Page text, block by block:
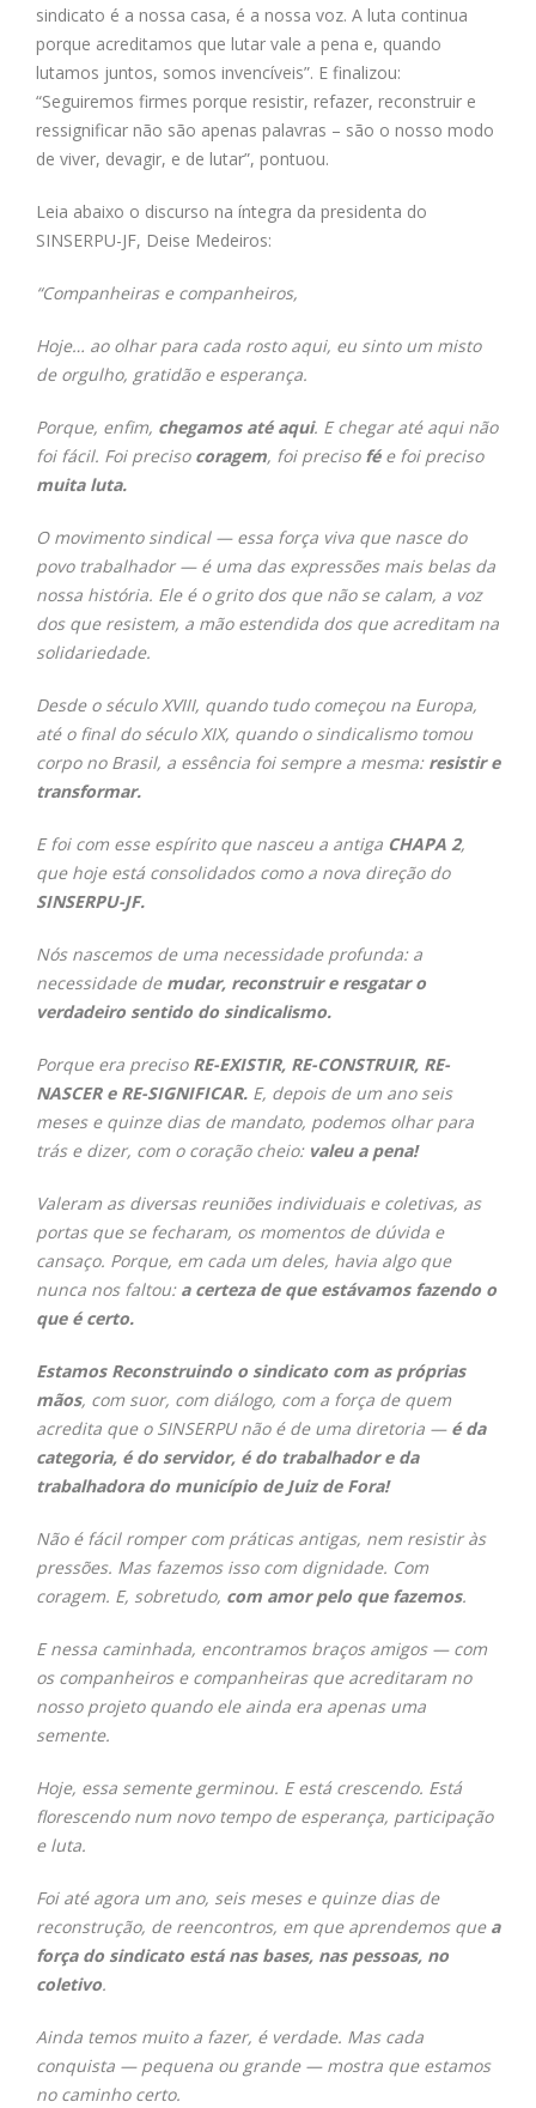
sindicato é a nossa casa, é a nossa voz. A luta continua
porque acreditamos que lutar vale a pena e, quando
lutamos juntos, somos invencíveis”. E finalizou:
“Seguiremos firmes porque resistir, refazer, reconstruir e
ressignificar não são apenas palavras – são o nosso modo
de viver, devagir, e de lutar”, pontuou.
Leia abaixo o discurso na íntegra da presidenta do
SINSERPU-JF, Deise Medeiros:
“Companheiras e companheiros,
Hoje… ao olhar para cada rosto aqui, eu sinto um misto
de orgulho, gratidão e esperança.
Porque, enfim, chegamos até aqui. E chegar até aqui não
foi fácil. Foi preciso coragem, foi preciso fée foi preciso
muita luta.
O movimento sindical — essa força viva que nasce do
povo trabalhador — é uma das expressões mais belas da
nossa história. Ele é o grito dos que não se calam, a voz
dos que resistem, a mão estendida dos que acreditam na
solidariedade.
Desde o século XVIII, quando tudo começou na Europa,
até o final do século XIX, quando o sindicalismo tomou
corpo no Brasil, a essência foi sempre a mesma: resistir e
transformar.
E foi com esse espírito que nasceu a antiga CHAPA 2,
que hoje está consolidados como a nova direção do
SINSERPU-JF.
Nós nascemos de uma necessidade profunda: a
necessidade de mudar, reconstruir e resgatar o
verdadeiro sentido do sindicalismo.
Porque era preciso RE-EXISTIR, RE-CONSTRUIR, RE-
NASCER e RE-SIGNIFICAR. E, depois de um ano seis
meses e quinze dias de mandato, podemos olhar para
trás e dizer, com o coração cheio: valeu a pena!
Valeram as diversas reuniões individuais e coletivas, as
portas que se fecharam, os momentos de dúvida e
cansaço. Porque, em cada um deles, havia algo que
nunca nos faltou: a certeza de que estávamos fazendo o
que é certo.
Estamos Reconstruindo o sindicato com as próprias
mãos, com suor, com diálogo, com a força de quem
acredita que o SINSERPU não é de uma diretoria — é da
categoria, é do servidor, é do trabalhador e da
trabalhadora do município de Juiz de Fora!
Não é fácil romper com práticas antigas, nem resistir às
pressões. Mas fazemos isso com dignidade. Com
coragem. E, sobretudo, com amor pelo que fazemos.
E nessa caminhada, encontramos braços amigos — com
os companheiros e companheiras que acreditaram no
nosso projeto quando ele ainda era apenas uma
semente.
Hoje, essa semente germinou. E está crescendo. Está
florescendo num novo tempo de esperança, participação
e luta.
Foi até agora um ano, seis meses e quinze dias de
reconstrução, de reencontros, em que aprendemos que a
força do sindicato está nas bases, nas pessoas, no
coletivo.
Ainda temos muito a fazer, é verdade. Mas cada
conquista — pequena ou grande — mostra que estamos
no caminho certo.